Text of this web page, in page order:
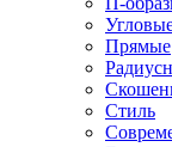
Прямые
Стиль